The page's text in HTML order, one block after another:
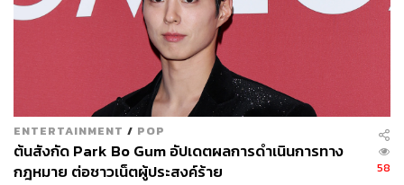
ENTERTAINMENT / POP
ต้นสังกัด Park Bo Gum อัปเดตผลการดำเนินการทาง
กฎหมาย ต่อชาวเน็ตผู้ประสงค์ร้าย
58